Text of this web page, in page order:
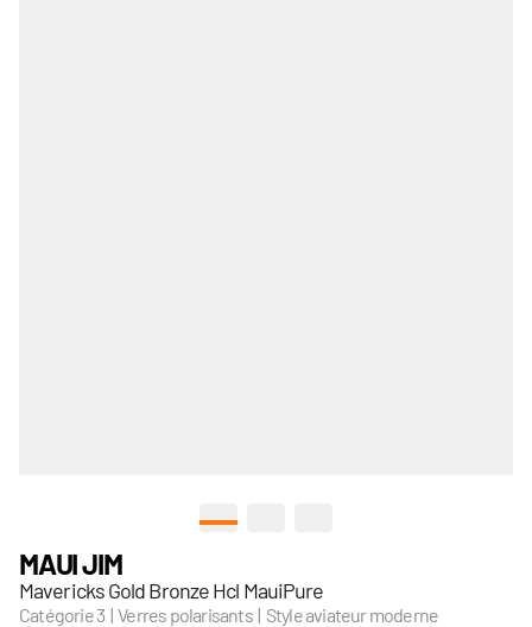
MAUI JIM
Mavericks Gold Bronze Hcl MauiPure
Catégorie 3 | Verres polarisants | Style aviateur moderne